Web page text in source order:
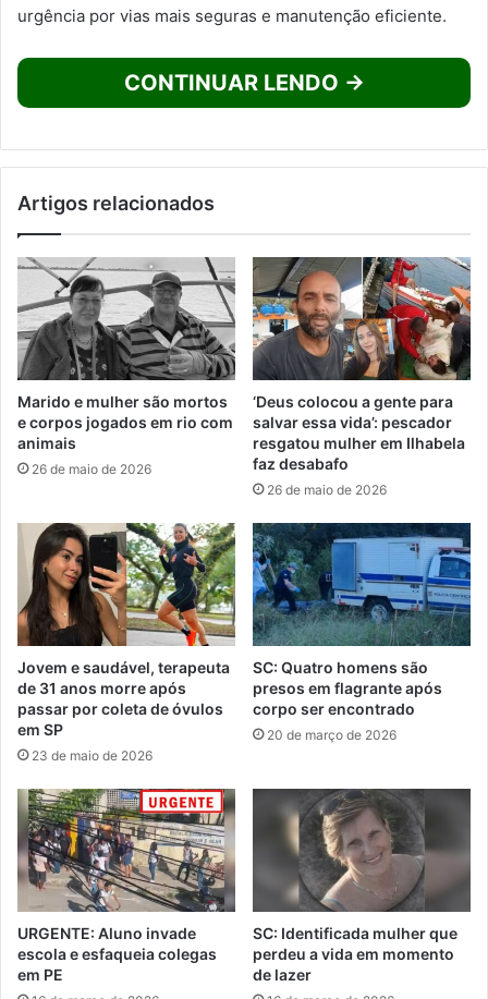
urgência por vias mais seguras e manutenção eficiente.
CONTINUAR LENDO →
Artigos relacionados
Marido e mulher são mortos
e corpos jogados em rio com
animais
26 de maio de 2026
‘Deus colocou a gente para
salvar essa vida’: pescador
resgatou mulher em Ilhabela
faz desabafo
26 de maio de 2026
Jovem e saudável, terapeuta
de 31 anos morre após
passar por coleta de óvulos
em SP
23 de maio de 2026
SC: Quatro homens são
presos em flagrante após
corpo ser encontrado
20 de março de 2026
URGENTE: Aluno invade
escola e esfaqueia colegas
em PE
SC: Identificada mulher que
perdeu a vida em momento
de lazer